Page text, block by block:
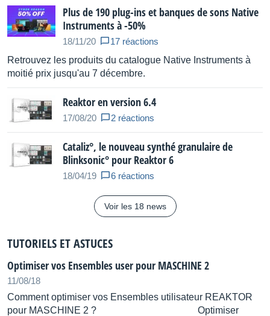
Plus de 190 plug-ins et banques de sons Native
Instruments à -50%
18/11/20
17 réactions
Retrouvez les produits du catalogue Native Instruments à
moitié prix jusqu'au 7 décembre.
Reaktor en version 6.4
17/08/20 2 réactions
Cataliz°, le nouveau synthé granulaire de
Blinksonic° pour Reaktor 6
18/04/19 6 réactions
Voir les 18 news
TUTORIELS ET ASTUCES
Optimiser vos Ensembles user pour MASCHINE 2
11/08/18
Comment optimiser vos Ensembles utilisateur REAKTOR
pour MASCHINE 2 ? Optimiser